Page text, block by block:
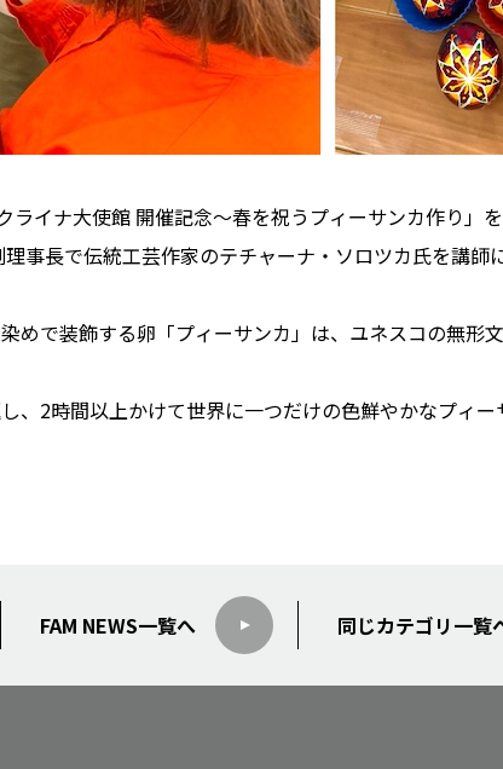
イナ大使館 開催記念〜春を祝うプィーサンカ作り」を
理事長で伝統工芸作家のテチャーナ・ソロツカ氏を講師
めで装飾する卵「プィーサンカ」は、ユネスコの無形
、2時間以上かけて世界に一つだけの色鮮やかなプィー
FAM NEWS一覧へ 同じカテゴリ一覧